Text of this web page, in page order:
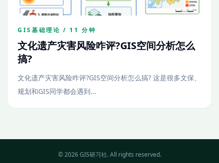
GIS基础理论 / 11 分钟
文化遗产灾害风险咋评?GIS空间分析怎么
搞?
文化遗产灾害风险咋评?GIS空间分析怎么搞? 这是很多文保、
规划和GIS同学都会遇到...
© 2026 GIS研习社. All rights reserved.